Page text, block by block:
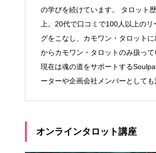
の学びを続けています。 タロット
上。20代で口コミで100人以上のリ
グをこなし、カモワン・タロットに
からカモワン・タロットのみ扱って
現在は魂の道をサポートする
ーターや企画会社メンバーとしても
オンラインタロット講座